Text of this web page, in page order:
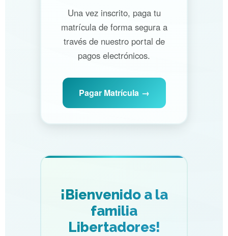
Una vez inscrito, paga tu
matrícula de forma segura a
través de nuestro portal de
pagos electrónicos.
Pagar Matrícula
¡Bienvenido a la
familia
Libertadores!